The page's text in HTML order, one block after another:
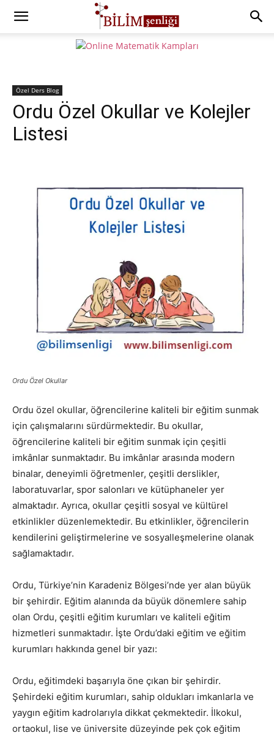
Özel Ders Blog
Ordu Özel Okullar ve Kolejler
Listesi
Ordu Özel Okullar
Ordu özel okullar, öğrencilerine kaliteli bir eğitim sunmak
için çalışmalarını sürdürmektedir. Bu okullar,
öğrencilerine kaliteli bir eğitim sunmak için çeşitli
imkânlar sunmaktadır. Bu imkânlar arasında modern
binalar, deneyimli öğretmenler, çeşitli derslikler,
laboratuvarlar, spor salonları ve kütüphaneler yer
almaktadır. Ayrıca, okullar çeşitli sosyal ve kültürel
etkinlikler düzenlemektedir. Bu etkinlikler, öğrencilerin
kendilerini geliştirmelerine ve sosyalleşmelerine olanak
sağlamaktadır.
Ordu, Türkiye’nin Karadeniz Bölgesi’nde yer alan büyük
bir şehirdir. Eğitim alanında da büyük dönemlere sahip
olan Ordu, çeşitli eğitim kurumları ve kaliteli eğitim
hizmetleri sunmaktadır. İşte Ordu’daki eğitim ve eğitim
kurumları hakkında genel bir yazı:
Ordu, eğitimdeki başarıyla öne çıkan bir şehirdir.
Şehirdeki eğitim kurumları, sahip oldukları imkanlarla ve
yaygın eğitim kadrolarıyla dikkat çekmektedir. İlkokul,
ortaokul, lise ve üniversite düzeyinde pek çok eğitim